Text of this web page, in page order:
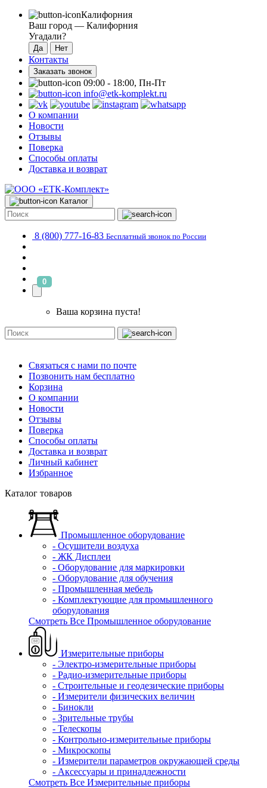
Калифорния
Ваш город — Калифорния
Угадали?
Контакты
Заказать звонок
09:00 - 18:00, Пн-Пт
info@etk-komplekt.ru
О компании
Новости
Отзывы
Поверка
Способы оплаты
Доставка и возврат
Каталог
8 (800) 777-16-83 Бесплатный звонок по России
0
Ваша корзина пуста!
Связаться с нами по почте
Позвонить нам бесплатно
Корзина
О компании
Новости
Отзывы
Поверка
Способы оплаты
Доставка и возврат
Личный кабинет
Избранное
Каталог товаров
Промышленное оборудование
- Осушители воздуха
- ЖК Дисплеи
- Оборудование для маркировки
- Оборудование для обучения
- Промышленная мебель
- Комплектующие для промышленного
оборудования
Смотреть Все Промышленное оборудование
Измерительные приборы
- Электро-измерительные приборы
- Радио-измерительные приборы
- Строительные и геодезические приборы
- Измерители физических величин
- Бинокли
- Зрительные трубы
- Телескопы
- Контрольно-измерительные приборы
- Микроскопы
- Измерители параметров окружающей среды
- Аксессуары и принадлежности
Смотреть Все Измерительные приборы